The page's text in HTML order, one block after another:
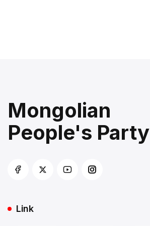
Mongolian
People's Party
Link